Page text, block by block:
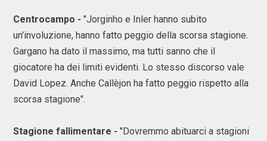
Centrocampo - "Jorginho e Inler hanno subito
un'involuzione, hanno fatto peggio della scorsa stagione.
Gargano ha dato il massimo, ma tutti sanno che il
giocatore ha dei limiti evidenti. Lo stesso discorso vale
David Lopez. Anche Callèjon ha fatto peggio rispetto alla
scorsa stagione".
Stagione fallimentare - "Dovremmo abituarci a stagioni